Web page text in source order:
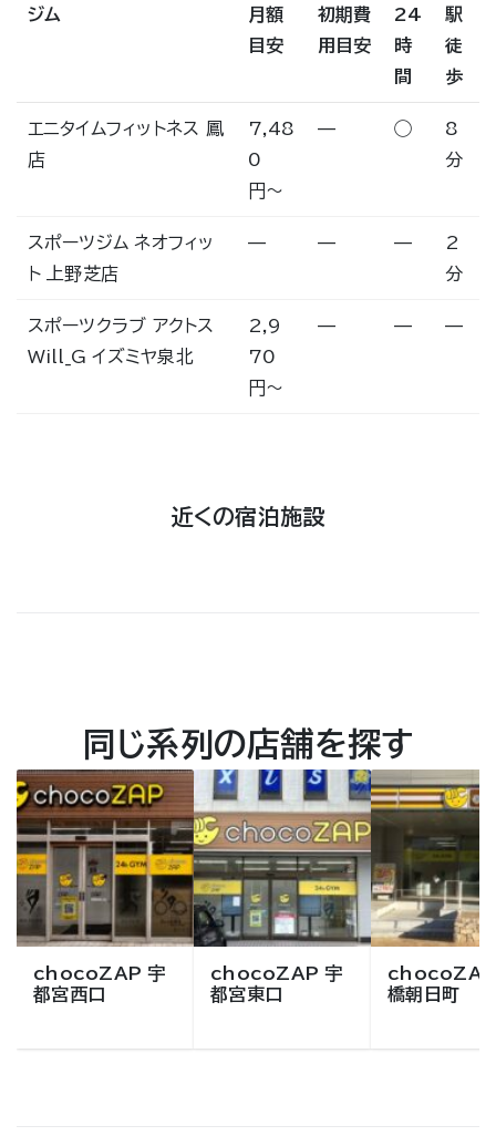
ジム
月額
目安
初期費
用目安
24
時
間
駅
徒
歩
エニタイムフィットネス 鳳
店
7,48
0
円〜
— ◯
8
分
スポーツジム ネオフィッ
ト 上野芝店
— — —
2
分
スポーツクラブ アクトス
Will_G イズミヤ泉北
2,9
70
円〜
— — —
近くの宿泊施設
同じ系列の店舗を探す
chocoZAP 宇
都宮西口
chocoZAP 宇
都宮東口
chocoZAP
橋朝日町